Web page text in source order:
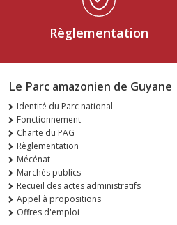
Règlementation
Le Parc amazonien de Guyane
Identité du Parc national
Fonctionnement
Charte du PAG
Règlementation
Mécénat
Marchés publics
Recueil des actes administratifs
Appel à propositions
Offres d'emploi